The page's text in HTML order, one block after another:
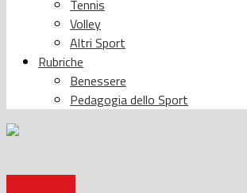
Tennis
Volley
Altri Sport
Rubriche
Benessere
Pedagogia dello Sport